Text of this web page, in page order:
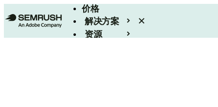
价格
解决方案
资源